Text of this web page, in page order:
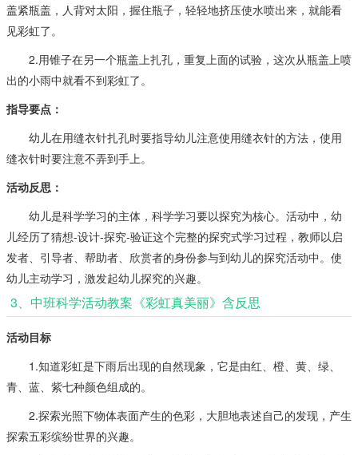
盖紧瓶盖，人背对太阳，握住瓶子，轻轻地挤压使水喷出来，就能看
见彩虹了。
2.用锥子在另一个瓶盖上扎孔，重复上面的试验，这次从瓶盖上喷
出的小雨中就看不到彩虹了。
指导要点：
幼儿在用缝衣针扎孔时要指导幼儿注意使用缝衣针的方法，使用
缝衣针时要注意不弄到手上。
活动反思：
幼儿是科学学习的主体，科学学习要以探究为核心。活动中，幼
儿经历了猜想-设计-探究-验证这个完整的探究式学习过程，教师以启
发者、引导者、帮助者、欣赏者的身份参与到幼儿的探究活动中。使
幼儿主动学习，激发起幼儿探究的兴趣。
3、中班科学活动教案《彩虹真美丽》含反思
活动目标
1.知道彩虹是下雨后出现的自然现象，它是由红、橙、黄、绿、
青、蓝、紫七种颜色组成的。
2.探索光照下物体表面产生的色彩，大胆地表述自己的发现，产生
探索五彩缤纷世界的兴趣。